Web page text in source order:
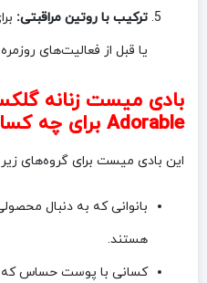
ترکیب با روتین مراقبتی:
یا قبل از فعالیت‌های
Adorable برای چه کسانی مناسب است?
این بادی میست برای گروه‌های
بانوانی که به دنبال
هستند.
کسانی با پوست حساس که